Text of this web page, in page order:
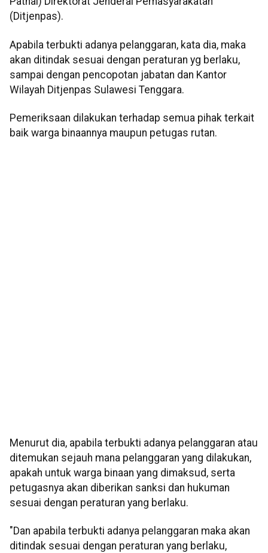
(Ditjenpas).
Apabila terbukti adanya pelanggaran, kata dia, maka
akan ditindak sesuai dengan peraturan yg berlaku,
sampai dengan pencopotan jabatan dan Kantor
Wilayah Ditjenpas Sulawesi Tenggara.
Pemeriksaan dilakukan terhadap semua pihak terkait
baik warga binaannya maupun petugas rutan.
Menurut dia, apabila terbukti adanya pelanggaran atau
ditemukan sejauh mana pelanggaran yang dilakukan,
apakah untuk warga binaan yang dimaksud, serta
petugasnya akan diberikan sanksi dan hukuman
sesuai dengan peraturan yang berlaku.
"Dan apabila terbukti adanya pelanggaran maka akan
ditindak sesuai dengan peraturan yang berlaku,